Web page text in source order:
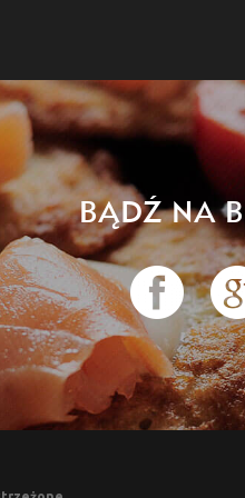
BĄDŹ NA